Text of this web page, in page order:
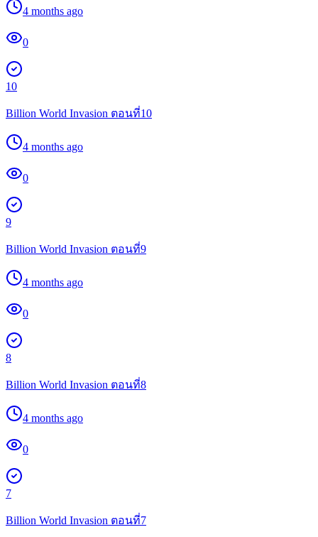
4 months ago
0
10
Billion World Invasion ตอนที่10
4 months ago
0
9
Billion World Invasion ตอนที่9
4 months ago
0
8
Billion World Invasion ตอนที่8
4 months ago
0
7
Billion World Invasion ตอนที่7